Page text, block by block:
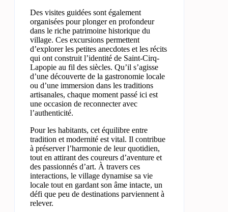
Des visites guidées sont également
organisées pour plonger en profondeur
dans le riche patrimoine historique du
village. Ces excursions permettent
d’explorer les petites anecdotes et les récits
qui ont construit l’identité de Saint-Cirq-
Lapopie au fil des siècles. Qu’il s’agisse
d’une découverte de la gastronomie locale
ou d’une immersion dans les traditions
artisanales, chaque moment passé ici est
une occasion de reconnecter avec
l’authenticité.
Pour les habitants, cet équilibre entre
tradition et modernité est vital. Il contribue
à préserver l’harmonie de leur quotidien,
tout en attirant des coureurs d’aventure et
des passionnés d’art. À travers ces
interactions, le village dynamise sa vie
locale tout en gardant son âme intacte, un
défi que peu de destinations parviennent à
relever.